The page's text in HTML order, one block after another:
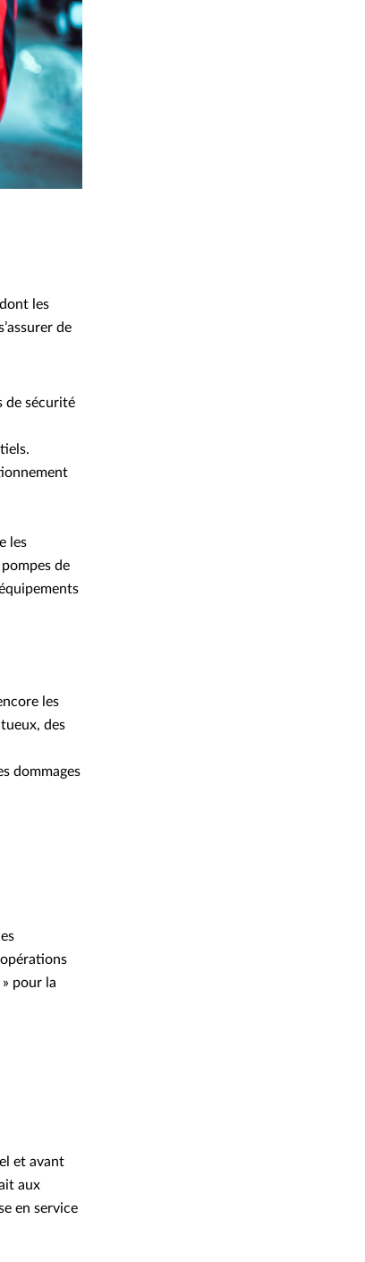
les
de
de sécurité
les
de
les
des
dommages
pour la
et avant
aux
en service